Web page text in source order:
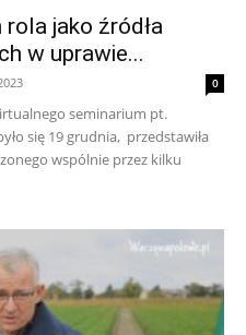
rola jako źródła
w uprawie...
0
seminarium pt.
się 19 grudnia, przedstawiła
wspólnie przez kilku